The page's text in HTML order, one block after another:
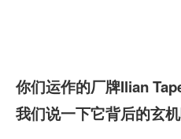
你们运作的厂牌Ilian
我们说一下它背后的玄